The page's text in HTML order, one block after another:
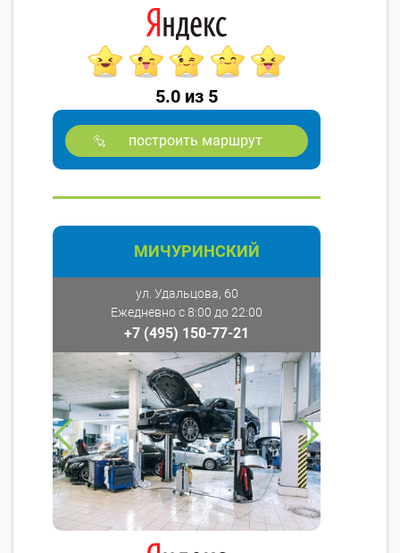
5.0 из 5
построить маршрут
МИЧУРИНСКИЙ
ул. Удальцова, 60
Ежедневно с 8:00 до 22:00
+7 (495) 150-77-21